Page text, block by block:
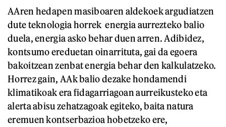
AAren hedapen masiboaren aldekoek argudiatzen
dute teknologia horrek energia aurrezteko balio
duela, energia asko behar duen arren. Adibidez,
kontsumo ereduetan oinarrituta, gai da egoera
bakoitzean zenbat energia behar den kalkulatzeko.
Horrez gain, AAk balio dezake hondamendi
klimatikoak era fidagarriagoan aurreikusteko eta
alerta abisu zehatzagoak egiteko, baita natura
eremuen kontserbazioa hobetzeko ere,